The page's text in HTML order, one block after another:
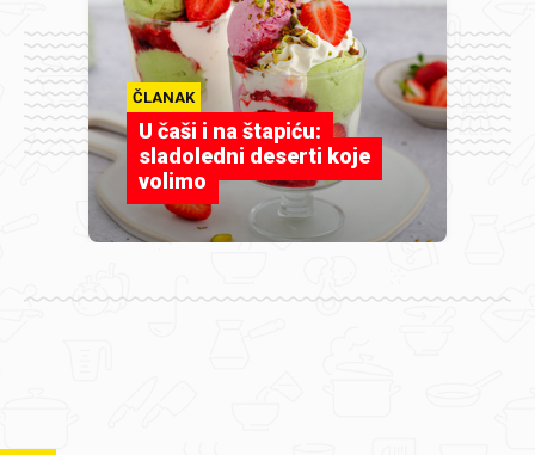
ČLANAK
U čaši i na štapiću:
sladoledni deserti koje
volimo